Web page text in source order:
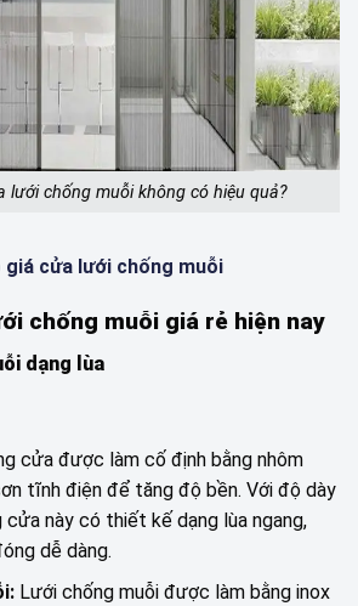
lưới chống muỗi không có hiệu quả?
giá cửa lưới chống muỗi
chống muỗi giá rẻ hiện nay
dạng lùa
cửa được làm cố định bằng nhôm
tĩnh điện để tăng độ bền. Với độ dày
cửa này có thiết kế dạng lùa ngang,
dễ dàng.
Lưới chống muỗi được làm bằng inox